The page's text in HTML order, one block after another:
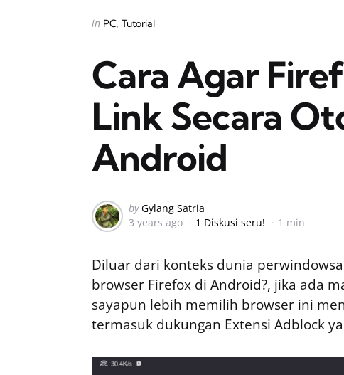
Categories
Posted
in PC Tutorial
Cara Agar
Link Secara
Android
Posted
by
by Gylang Satria
3 years ago
1 Diskusi seru! 1 min
Diluar dari konteks dunia
browser Firefox di Android?, jika ada
sayapun lebih memilih browser ini
termasuk dukungan Extensi Adblock